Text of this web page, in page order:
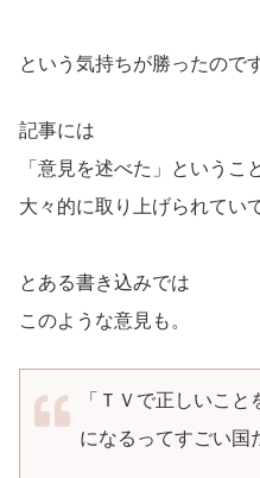
という気持ちが勝ったので
記事には
「意見を述べた」というこ
大々的に取り上げられてい
とある書き込みでは
このような意見も。
「ＴＶで正しいこ
になるってすごい国